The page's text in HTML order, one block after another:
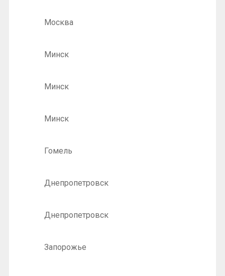
Москва
Минск
Минск
Минск
Гомель
Днепропетровск
Днепропетровск
Запорожье